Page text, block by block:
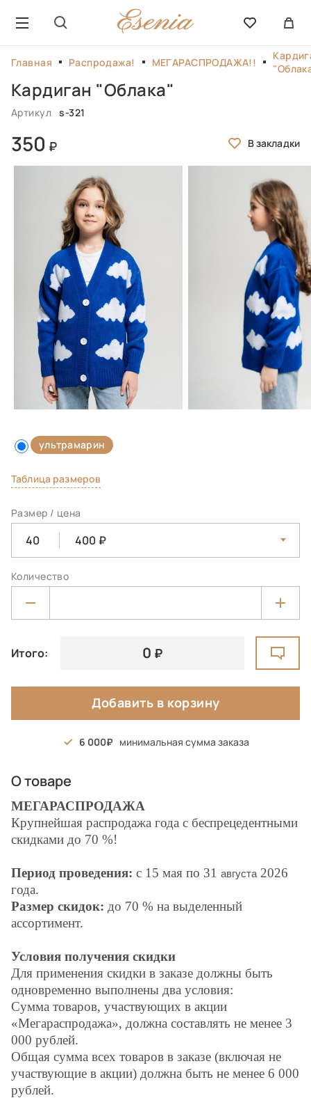
Главная Распродажа! МЕГАРАСПРОДАЖА!!
Кардиган "Облака"
Артикул s-321
350
ультрамарин
Таблица размеров
Размер / цена
40 400
Количество
Итого: 0
Добавить в корзину
6 000 минимальная сумма заказа
О товаре
МЕГАРАСПРОДАЖА
Крупнейшая распродажа года с беспрецедентными
скидками до 70 %!
Период проведения: с 15 мая по 31 августа 2026
года.
Размер скидок: до 70 % на выделенный
ассортимент.
Условия получения скидки
Для применения скидки в заказе должны быть
одновременно выполнены два условия:
Сумма товаров, участвующих в акции
«Мегараспродажа», должна составлять не менее 3
000 рублей.
Общая сумма всех товаров в заказе (включая не
участвующие в акции) должна быть не менее 6 000
рублей.